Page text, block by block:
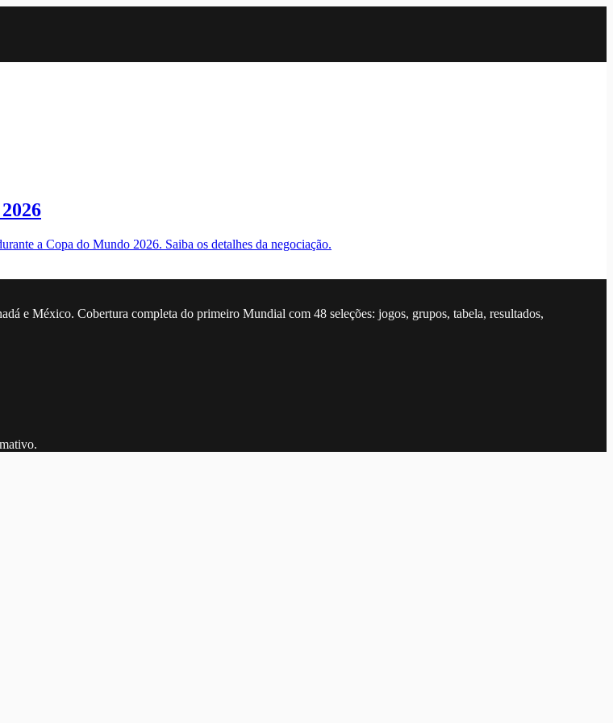
a Copa do Mundo 2026. Saiba os detalhes da negociação.
e México. Cobertura completa do primeiro Mundial com 48 seleções: jogos, grupos, tabela, resultados,